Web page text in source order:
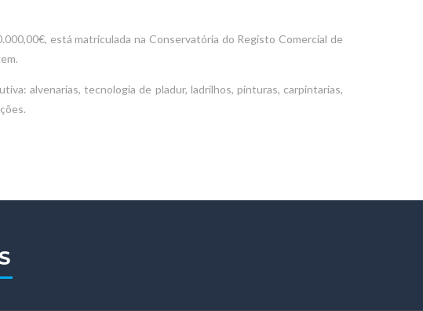
está matriculada na Conservatória do Registo Comercial de
alvenarias, tecnologia de pladur, ladrilhos, pinturas, carpintarias,